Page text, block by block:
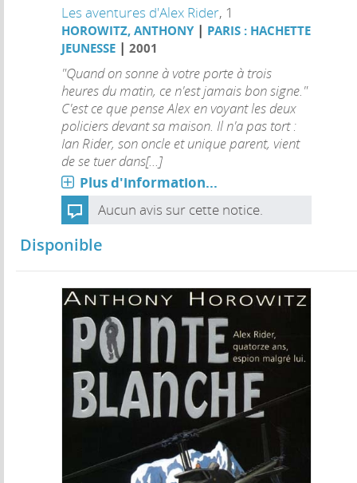
Les aventures d'Alex Rider, 1
HOROWITZ, ANTHONY | PARIS : HACHETTE
JEUNESSE |2001
"Quand on sonne à votre porte à trois
heures du matin, ce n'est jamais bon signe."
C'est ce que pense Alex en voyant les deux
policiers devant sa maison. Il n'a pas tort :
Ian Rider, son oncle et unique parent, vient
de se tuer dans[...]
Plus d'information...
Aucun avis sur cette notice.
Disponible